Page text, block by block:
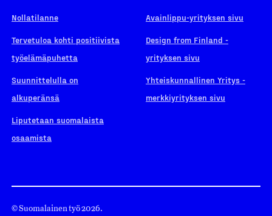
Nollatilanne
Tervetuloa kohti positiivista
työelämäpuhetta
Suunnittelulla on
alkuperänsä
Liputetaan suomalaista
osaamista
Avainlippu-yrityksen sivu
Design from Finland -
yrityksen sivu
Yhteiskunnallinen Yritys -
merkkiyrityksen sivu
© Suomalainen työ 2026.